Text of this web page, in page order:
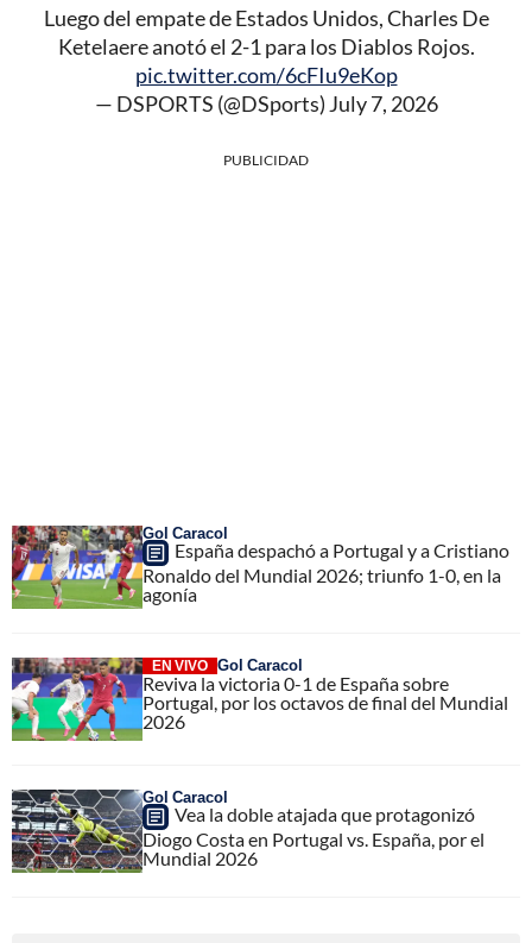
Luego del empate de Estados Unidos, Charles De
Ketelaere anotó el 2-1 para los Diablos Rojos.
pic.twitter.com/6cFIu9eKop
— DSPORTS (@DSports) July 7, 2026
PUBLICIDAD
Gol Caracol
España despachó a Portugal y a Cristiano
Ronaldo del Mundial 2026; triunfo 1-0, en la
agonía
EN VIVO Gol Caracol
Reviva la victoria 0-1 de España sobre
Portugal, por los octavos de final del Mundial
2026
Gol Caracol
Vea la doble atajada que protagonizó
Diogo Costa en Portugal vs. España, por el
Mundial 2026